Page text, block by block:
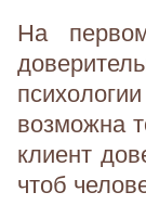
На
возможна
клиент
чтоб